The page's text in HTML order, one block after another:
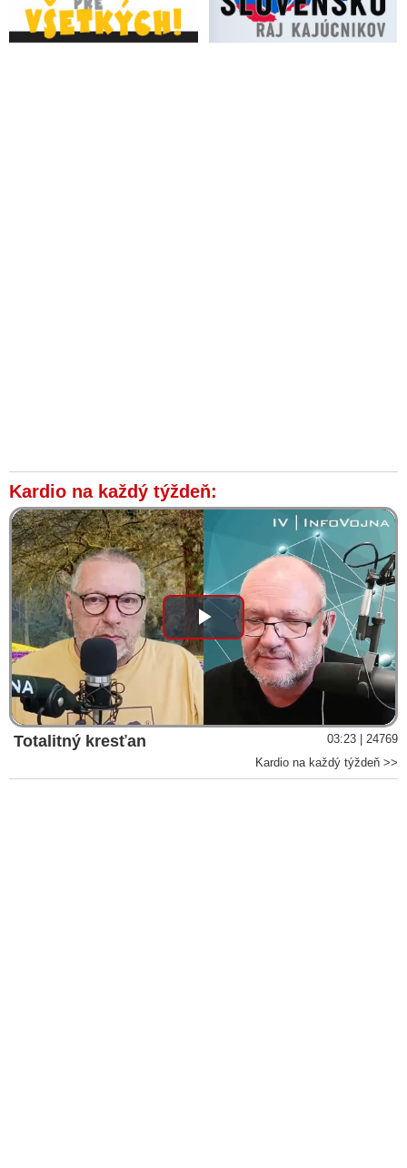
Kardio na každý týždeň:
Play
Video
Totalitný kresťan
03:23 | 24769
Kardio na každý týždeň >>